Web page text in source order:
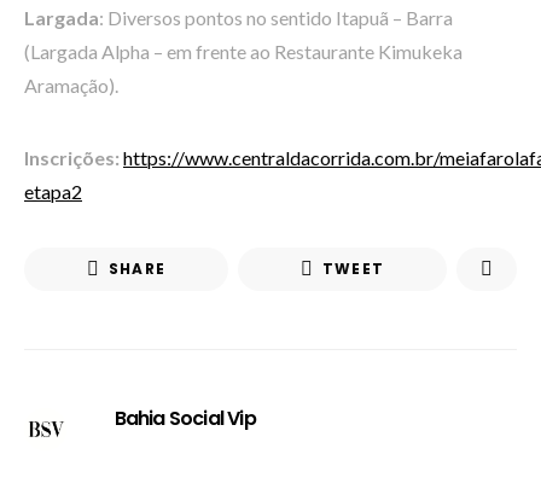
Largada: Diversos pontos no sentido Itapuã – Barra
(Largada Alpha – em frente ao Restaurante Kimukeka
Aramação).
Inscrições: https://www.centraldacorrida.com.br/
etapa2
SHARE TWEET
Bahia Social Vip